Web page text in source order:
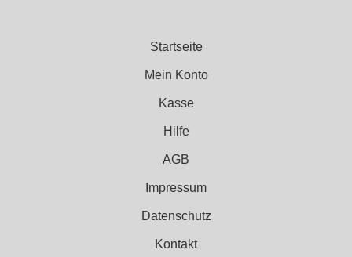
Startseite
Mein Konto
Kasse
Hilfe
AGB
Impressum
Datenschutz
Kontakt